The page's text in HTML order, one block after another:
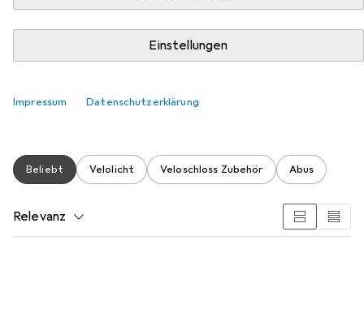
Einstellungen
Impressum Datenschutzerklärung
Zubehör für Abus Ugrip Bordo
5700
Veloschloss Zubehör.
Beliebt Velolicht Veloschloss Zubehör Abus
Relevanz